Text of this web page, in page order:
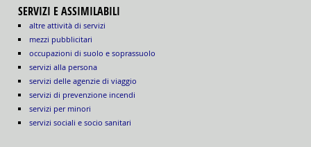
SERVIZI E ASSIMILABILI
altre attività di servizi
mezzi pubblicitari
occupazioni di suolo e soprassuolo
servizi alla persona
servizi delle agenzie di viaggio
servizi di prevenzione incendi
servizi per minori
servizi sociali e socio sanitari